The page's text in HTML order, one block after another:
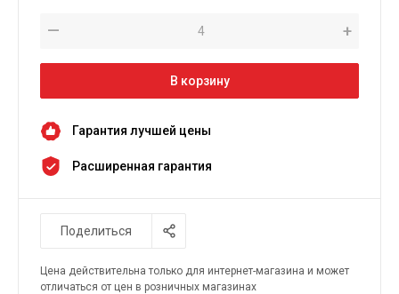
— +
В корзину
Гарантия лучшей цены
Расширенная гарантия
Поделиться
Цена действительна только для интернет-магазина и может
отличаться от цен в розничных магазинах